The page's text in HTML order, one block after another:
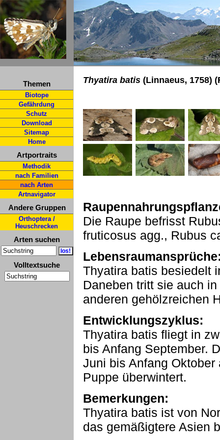
Themen
Biotope
Gefährdung
Schutz
Download
Sitemap
Home
Artportraits
Methodik
nach Familien
nach Arten
Artnavigator
Andere Gruppen
Orthoptera /
Heuschrecken
Arten suchen
Volltextsuche
Thyatira batis (Linnaeus, 1758)
Die Raupe befrisst
fruticosus agg., Rubus
Thyatira batis besiedelt
Daneben tritt sie auch
anderen gehölzreichen
Entwicklungszyklus:
Thyatira batis fliegt in
bis Anfang September.
Juni bis Anfang
Puppe überwintert.
Bemerkungen:
Thyatira batis ist von
das gemäßigtere Asien